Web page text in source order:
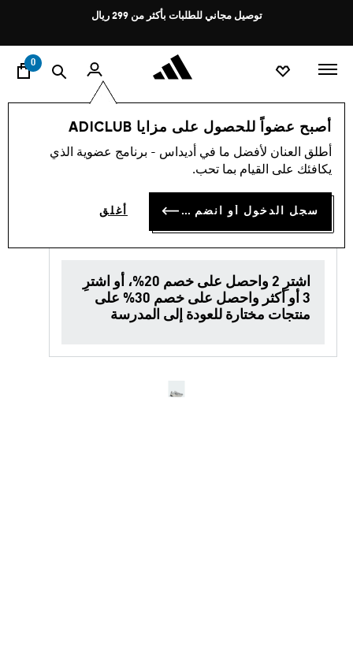
Pause
rotation
توصيل مجاني للطلبات بأكثر من 299 ريال
0
أصبح عضواً للحصول على مزايا ADICLUB
أطلق العنان لأفضل ما في أديداس - برنامج عضوية الذي
يكافئك على القيام بما تحب.
سجل الدخول أو انضم الآن أغلق
اسلوب حياة العلامات التجارية الملابس الرياضية
ُباع بسرعة (216)
حذاء SPIRITAIN 2000
SAR 479.00
اشترِ 2 واحصل على خصم 20%، أو اشترِ
3 أو أكثر واحصل على خصم 30% على
منتجات مختارة للعودة إلى المدرسة